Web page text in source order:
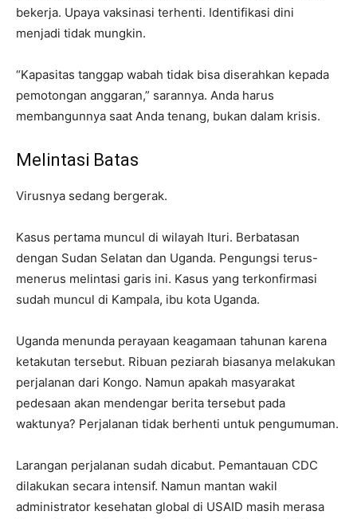
bekerja. Upaya vaksinasi terhenti. Identifikasi dini
menjadi tidak mungkin.
“Kapasitas tanggap wabah tidak bisa diserahkan kepada
pemotongan anggaran,” sarannya. Anda harus
membangunnya saat Anda tenang, bukan dalam krisis.
Melintasi Batas
Virusnya sedang bergerak.
Kasus pertama muncul di wilayah Ituri. Berbatasan
dengan Sudan Selatan dan Uganda. Pengungsi terus-
menerus melintasi garis ini. Kasus yang terkonfirmasi
sudah muncul di Kampala, ibu kota Uganda.
Uganda menunda perayaan keagamaan tahunan karena
ketakutan tersebut. Ribuan peziarah biasanya melakukan
perjalanan dari Kongo. Namun apakah masyarakat
pedesaan akan mendengar berita tersebut pada
waktunya? Perjalanan tidak berhenti untuk pengumuman.
Larangan perjalanan sudah dicabut. Pemantauan CDC
dilakukan secara intensif. Namun mantan wakil
administrator kesehatan global di USAID masih merasa